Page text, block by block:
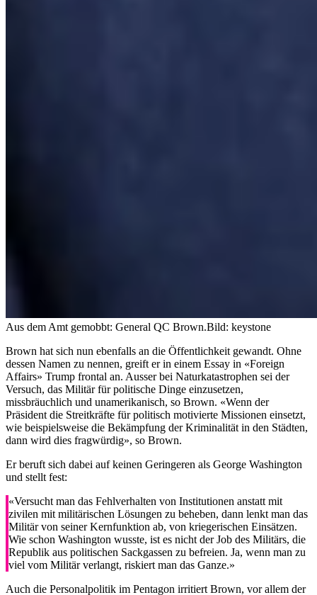
Aus dem Amt gemobbt: General QC Brown.Bild: keystone
Brown hat sich nun ebenfalls an die Öffentlichkeit gewandt. Ohne
dessen Namen zu nennen, greift er in einem Essay in «Foreign
Affairs» Trump frontal an. Ausser bei Naturkatastrophen sei der
Versuch, das Militär für politische Dinge einzusetzen,
missbräuchlich und unamerikanisch, so Brown. «Wenn der
Präsident die Streitkräfte für politisch motivierte Missionen einsetzt,
wie beispielsweise die Bekämpfung der Kriminalität in den Städten,
dann wird dies fragwürdig», so Brown.
Er beruft sich dabei auf keinen Geringeren als George Washington
und stellt fest:
«Versucht man das Fehlverhalten von Institutionen anstatt mit
zivilen mit militärischen Lösungen zu beheben, dann lenkt man das
Militär von seiner Kernfunktion ab, von kriegerischen Einsätzen.
Wie schon Washington wusste, ist es nicht der Job des Militärs, die
Republik aus politischen Sackgassen zu befreien. Ja, wenn man zu
viel vom Militär verlangt, riskiert man das Ganze.»
Auch die Personalpolitik im Pentagon irritiert Brown, vor allem der